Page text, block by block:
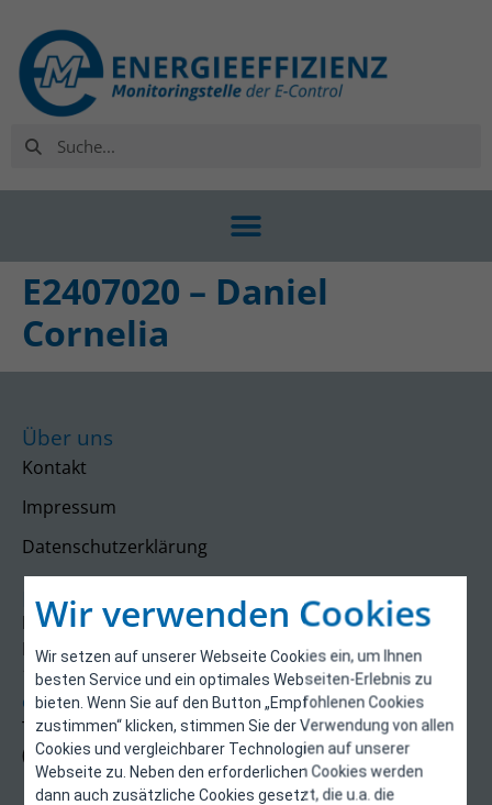
Wir verwenden Cookies
Wir setzen auf unserer Webseite Cookies ein, um Ihnen
besten Service und ein optimales Webseiten-Erlebnis zu
bieten. Wenn Sie auf den Button „Empfohlenen Cookies
zustimmen“ klicken, stimmen Sie der Verwendung von allen
Cookies und vergleichbarer Technologien auf unserer
Webseite zu. Neben den erforderlichen Cookies werden
dann auch zusätzliche Cookies gesetzt, die u.a. die
E2407020 – Daniel
Cornelia
Über uns
Kontakt
Impressum
Datenschutzerklärung
Kontakt
E-Control
Rudolfsplatz 13a
1010 Wien
energieeffizienz@e-control.at
Tel +43 1 5324724
(Mo, Mi-Fr 09:30-12:30 Uhr)